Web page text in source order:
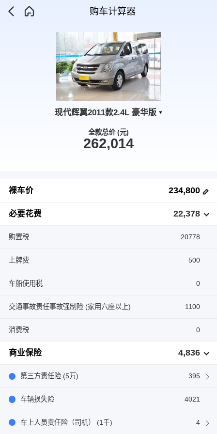
购车计算器
现代辉翼2011款2.4L 豪华版
全款总价 (元)
262,014
裸车价 234,800
必要花费 22,378
购置税 20778
上牌费 500
车船使用税 0
交通事故责任事故强制险 (家用六座以上) 1100
消费税 0
商业保险 4,836
第三方责任险 (5万) 395
车辆损失险 4021
车上人员责任险（司机） (1千) 4